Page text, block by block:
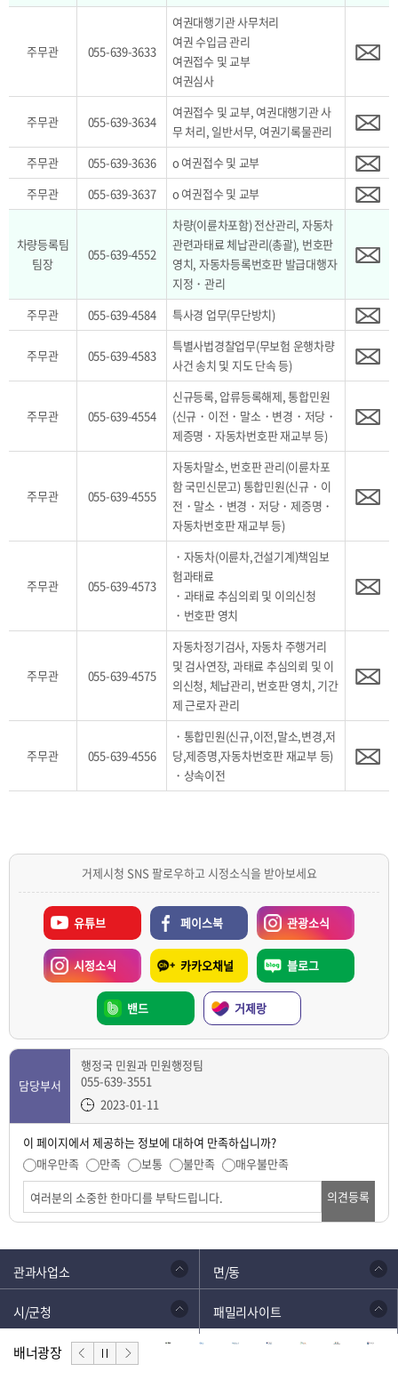
주무관 055-639-3633
여권대행기관 사무처리
여권 수입금 관리
여권접수 및 교부
여권심사
주무관 055-639-3634
여권접수 및 교부, 여권대행기관 사
무 처리, 일반서무, 여권기록물관리
주무관
055-639-3636
o 여권접수 및 교부
주무관
055-639-3637 o 여권접수 및 교부
차량등록팀
팀장
055-639-4552
차량(이륜차포함) 전산관리, 자동차
관련과태료 체납관리(총괄), 번호판
영치, 자동차등록번호판 발급대행자
지정・관리
주무관
055-639-4584 특사경 업무(무단방치)
주무관 055-639-4583
특별사법경찰업무(무보험 운행차량
사건 송치 및 지도 단속 등)
주무관 055-639-4554
신규등록, 압류등록해제, 통합민원
(신규・이전・말소・변경・저당・
제증명・자동차번호판 재교부 등)
주무관 055-639-4555
자동차말소, 번호판 관리(이륜차포
함 국민신문고) 통합민원(신규・이
전・말소・변경・저당・제증명・
자동차번호판 재교부 등)
주무관 055-639-4573
・자동차(이륜차,건설기계)책임보
험과태료
・과태료 추심의뢰 및 이의신청
・번호판 영치
주무관 055-639-4575
자동차정기검사, 자동차 주행거리
및 검사연장, 과태료 추심의뢰 및 이
의신청, 체납관리, 번호판 영치, 기간
제 근로자 관리
주무관 055-639-4556
・통합민원(신규,이전,말소,변경,저
당,제증명,자동차번호판 재교부 등)
・상속이전
거제시청 SNS 팔로우하고 시정소식을 받아보세요
유튜브 페이스북 관광소식
시정소식 카카오채널 블로그
밴드 거제랑
담당부서
행정국 민원과 민원행정팀
055-639-3551
2023-01-11
이 페이지에서 제공하는 정보에 대하여 만족하십니까?
매우만족
만족 보통 불만족
매우불만족
의견등록
관과사업소 면/동
시/군청 패밀리사이트
배너광장